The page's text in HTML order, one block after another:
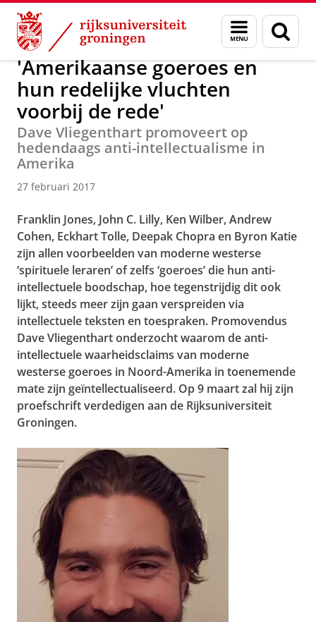
Skip
Content
Skip
Navigation
Menu
en
zoeken
Over ons Actueel Nieuws Nieuwsberichten
'Amerikaanse goeroes en
hun redelijke vluchten
voorbij de rede'
Dave Vliegenthart promoveert op
hedendaags anti-intellectualisme in
Amerika
27 februari 2017
Franklin Jones, John C. Lilly, Ken Wilber, Andrew
Cohen, Eckhart Tolle, Deepak Chopra en Byron Katie
zijn allen voorbeelden van moderne westerse
‘spirituele leraren’ of zelfs ‘goeroes’ die hun anti-
intellectuele boodschap, hoe tegenstrijdig dit ook
lijkt, steeds meer zijn gaan verspreiden via
intellectuele teksten en toespraken. Promovendus
Dave Vliegenthart onderzocht waarom de anti-
intellectuele waarheidsclaims van moderne
westerse goeroes in Noord-Amerika in toenemende
mate zijn geïntellectualiseerd. Op 9 maart zal hij zijn
proefschrift verdedigen aan de Rijksuniversiteit
Groningen.